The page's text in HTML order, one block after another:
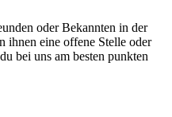
oder Bekannten in der
ihnen eine offene Stelle oder
bei uns am besten punkten